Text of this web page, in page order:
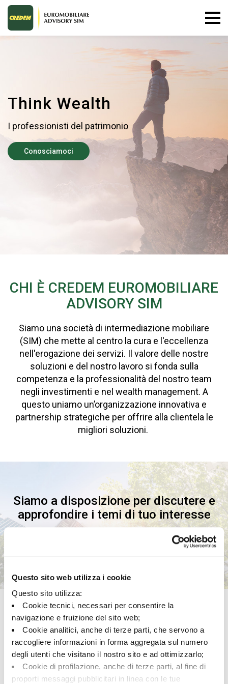
Questo sito web utilizza i cookie
Questo sito utilizza:
Cookie tecnici, necessari per consentire la
navigazione e fruizione del sito web;
Cookie analitici, anche di terze parti, che servono a
raccogliere informazioni in forma aggregata sul numero
degli utenti che visitano il nostro sito e ad ottimizzarlo;
Cookie di profilazione, anche di terze parti, al fine di
proporti messaggi pubblicitari in linea con le tue
Think Wealth
I professionisti del patrimonio
Conosciamoci
CHI È CREDEM EUROMOBILIARE
ADVISORY SIM
Siamo una società di intermediazione mobiliare
(SIM) che mette al centro la cura e l'eccellenza
nell'erogazione dei servizi. Il valore delle nostre
soluzioni e del nostro lavoro si fonda sulla
competenza e la professionalità del nostro team
negli investimenti e nel wealth management. A
questo uniamo un’organizzazione innovativa e
partnership strategiche per offrire alla clientela le
migliori soluzioni.
Siamo a disposizione per discutere e
approfondire i temi di tuo interesse
Cosa offriamo
I servizi di Credem Euromobiliare Advisory SIM
coprono tutte le esigenze patrimoniali della clientela:
dagli investimenti al family business,